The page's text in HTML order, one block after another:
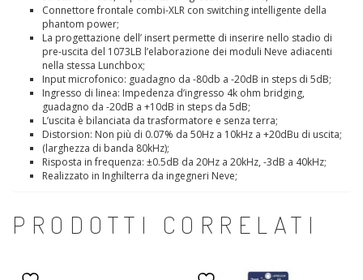
Connettore frontale combi-XLR con switching intelligente della
phantom power;
La progettazione dell’ insert permette di inserire nello stadio di
pre-uscita del 1073LB l’elaborazione dei moduli Neve adiacenti
nella stessa Lunchbox;
Input microfonico: guadagno da -80db a -20dB in steps di 5dB;
Ingresso di linea: Impedenza d’ingresso 4k ohm bridging,
guadagno da -20dB a +10dB in steps da 5dB;
L’uscita è bilanciata da trasformatore e senza terra;
Distorsion: Non più di 0.07% da 50Hz a 10kHz a +20dBu di uscita;
(larghezza di banda 80kHz);
Risposta in frequenza: ±0.5dB da 20Hz a 20kHz, -3dB a 40kHz;
Realizzato in Inghilterra da ingegneri Neve;
PRODOTTI CORRELATI